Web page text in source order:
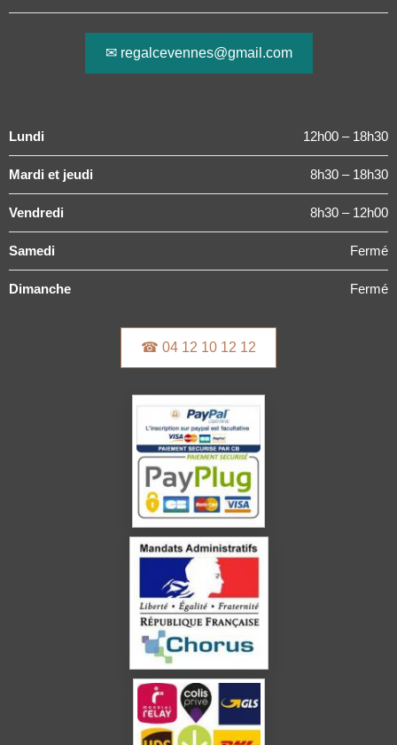
✉ regalcevennes@gmail.com
Lundi 12h00 – 18h30
Mardi et jeudi 8h30 – 18h30
Vendredi 8h30 – 12h00
Samedi Fermé
Dimanche Fermé
☎ 04 12 10 12 12